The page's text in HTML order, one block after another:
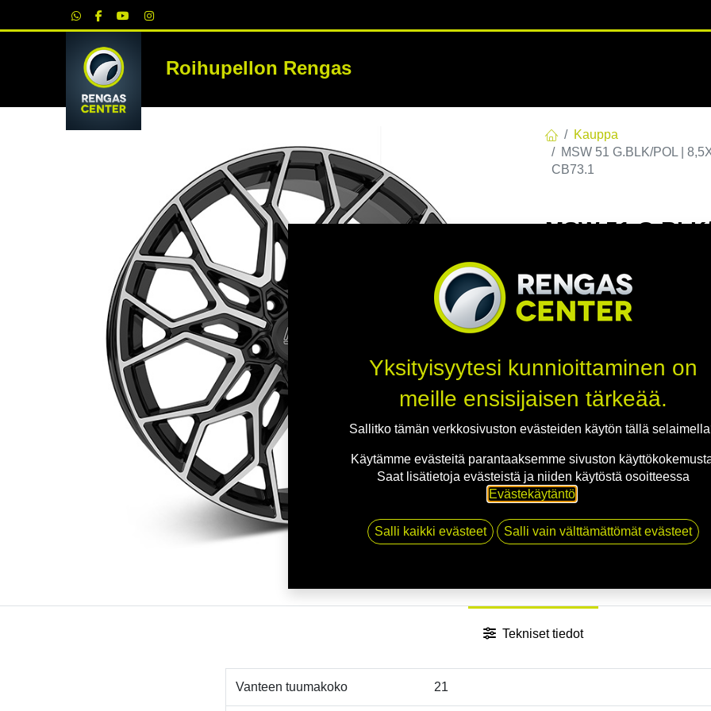
Roihupellon RengasRENKAAT
Kauppa
MSW 51 G.BLK/POL |
CB73.1
MSW 51
EAN:8027529212938
Tällä tuotteella ei ole
Jaa
Toimitusehdot
Tekniset tiedot
Vanteen tuumakoko 21
Yksityisyytesi kunnioittaminen on
meille ensisijaisen tärkeää.
Sallitko tämän verkkosivuston evästeiden käytön tällä
Käytämme evästeitä parantaaksemme sivuston
Saat lisätietoja evästeistä ja niiden käytöstä osoitteessa
Evästekäytäntö.
Salli kaikki evästeet Salli vain välttämättömät evästeet